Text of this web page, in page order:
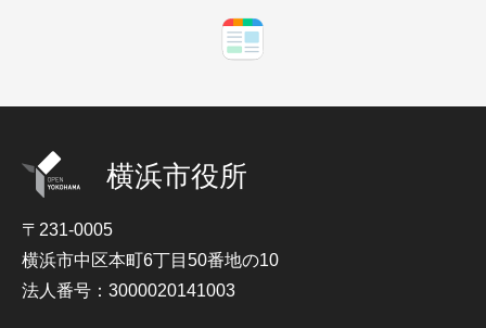
横浜市役所
〒231-0005
横浜市中区本町6丁目50番地の10
法人番号：3000020141003